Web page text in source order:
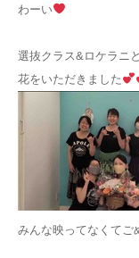
わーい
選抜クラス&ロケラニ
花をいただきました
みんな映ってなくてご